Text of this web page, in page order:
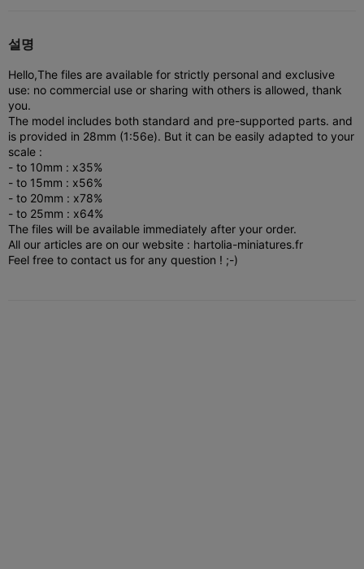
설명
Hello,The files are available for strictly personal and exclusive
use: no commercial use or sharing with others is allowed, thank
you.
The model includes both standard and pre-supported parts. and
is provided in 28mm (1:56e). But it can be easily adapted to your
scale :
- to 10mm : x35%
- to 15mm : x56%
- to 20mm : x78%
- to 25mm : x64%
The files will be available immediately after your order.
All our articles are on our website : hartolia-miniatures.fr
Feel free to contact us for any question ! ;-)